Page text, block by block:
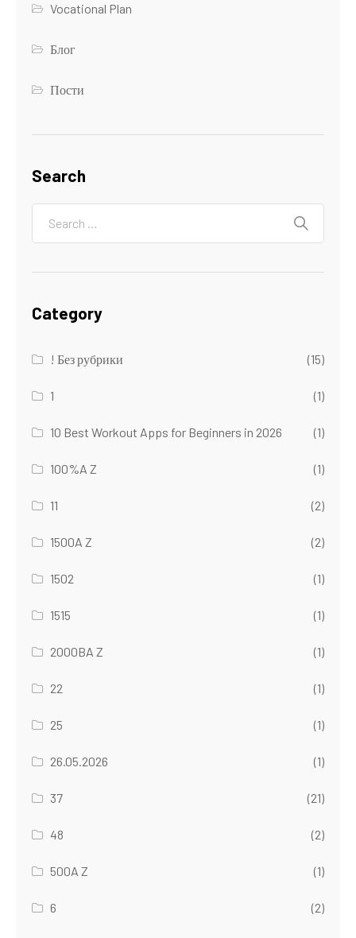
Vocational Plan
Блог
Пости
Search
Category
! Без рубрики (15)
1 (1)
10 Best Workout Apps for Beginners in 2026 (1)
100%A Z (1)
11 (2)
1500A Z (2)
1502 (1)
1515 (1)
2000BA Z (1)
22 (1)
25 (1)
26.05.2026 (1)
37 (21)
48 (2)
500A Z (1)
6 (2)